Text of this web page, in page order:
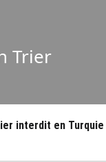
Trier
interdit en Turquie